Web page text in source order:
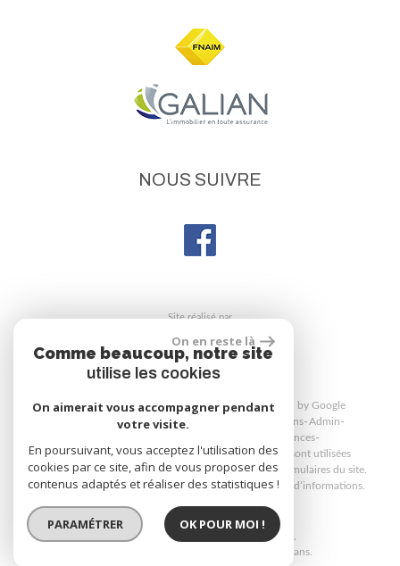
NOUS SUIVRE
site réalisé par
© 2026 | Tous droits réservés | Traduction powered by Google
Mentions légales Liens Admin
Toutes nos annonces
Martin Immobilier respecte le RGPD. Vos données sont utilisées
uniquement pour répondre à vos demandes via les formulaires du site.
Consultez notre politique de confidentialité pour plus d’informations.
Site internet compatible multi-supports,
un seul site adaptable à tous les types d'écrans.
On en reste là
Comme beaucoup, notre site
utilise les cookies
On aimerait vous accompagner pendant
votre visite.
En poursuivant, vous acceptez l'utilisation des
cookies par ce site, afin de vous proposer des
contenus adaptés et réaliser des statistiques !
PARAMÉTRER OK POUR MOI !